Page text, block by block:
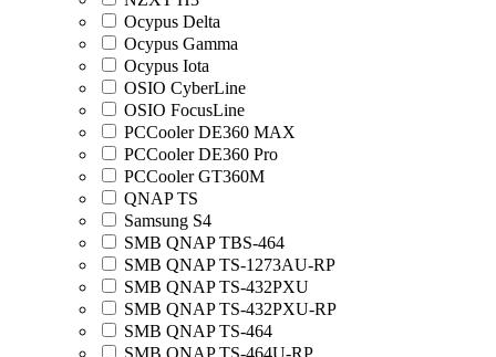
Ocypus Delta
Ocypus Gamma
Ocypus Iota
OSIO CyberLine
OSIO FocusLine
PCCooler DE360 MAX
PCCooler DE360 Pro
PCCooler GT360M
QNAP TS
Samsung S4
SMB QNAP TBS-464
SMB QNAP TS-1273AU-RP
SMB QNAP TS-432PXU
SMB QNAP TS-432PXU-RP
SMB QNAP TS-464
SMB QNAP TS-464U-RP